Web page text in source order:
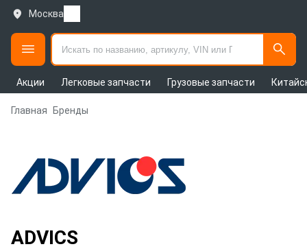
Москва
Акции Легковые запчасти Грузовые запчасти
Главная Бренды
ADVICS